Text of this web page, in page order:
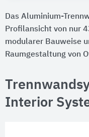
Das Aluminium-
Profilansicht von nur
modularer Bauweise
Raumgestaltung von
Interior